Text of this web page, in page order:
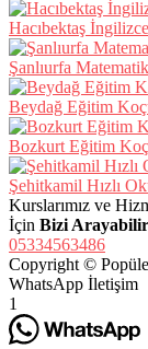
Hacıbektaş
Şanlıurfa
Beydağ Eğitim
Bozkurt Eğitim
Şehitkamil Hızlı
Kurslarımız ve
İçin Bizi
05334563486
Copyright ©
WhatsApp İletişim
1